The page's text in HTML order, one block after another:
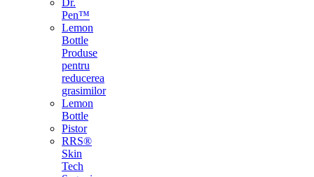
Dr.
Pen™
Lemon
Bottle
Produse
pentru
reducerea
grasimilor
Lemon
Bottle
Pistor
RRS®
Skin
Tech